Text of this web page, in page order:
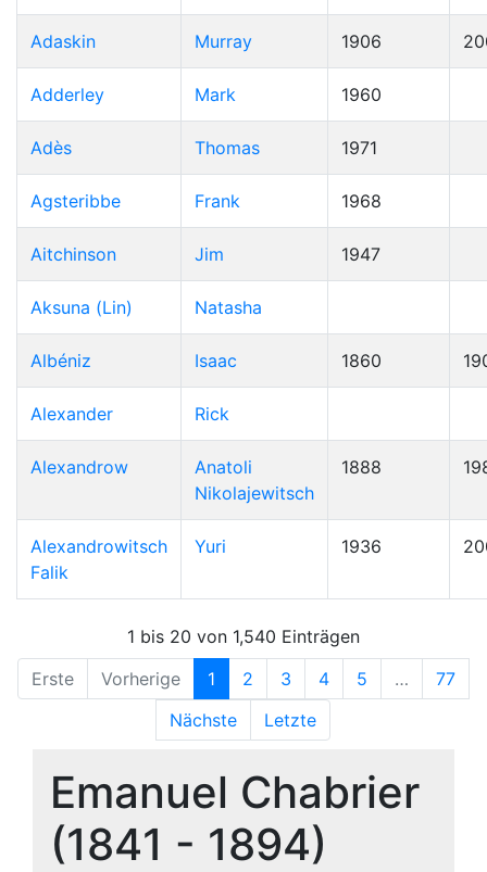
Adaskin Murray 1906
Adderley Mark 1960
Adès Thomas 1971
Agsteribbe Frank 1968
Aitchinson Jim 1947
Aksuna (Lin) Natasha
Albéniz Isaac 1860
Alexander Rick
Alexandrow
Anatoli
Nikolajewitsch
1888
Alexandrowitsch
Falik
Yuri 1936
1 bis 20 von 1,540 Einträgen
Erste
Vorherige 1 2 3 4 5 …
77
Nächste
Letzte
Emanuel Chabrier
(1841 - 1894)